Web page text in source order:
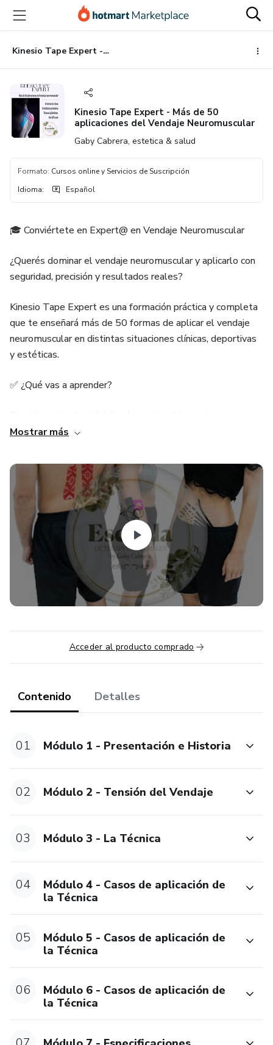
principal
página
de
página
Kinesio Tape Expert - Más de 50 aplicaciones del Vendaje Neuromuscular
Kinesio Tape Expert - Más de 50
aplicaciones del Vendaje Neuromuscular
Gaby Cabrera, estetica & salud
Formato: Cursos online y Servicios de Suscripción
Idioma: Español
🎓 Conviértete en Expert@ en Vendaje Neuromuscular
¿Querés dominar el vendaje neuromuscular y aplicarlo con
seguridad, precisión y resultados reales?
Kinesio Tape Expert es una formación práctica y completa
que te enseñará más de 50 formas de aplicar el vendaje
neuromuscular en distintas situaciones clínicas, deportivas
y estéticas.
✅ ¿Qué vas a aprender?
artritis, tendinitis)
Drenaje linfático (ideal para inflamaciones, celulitis y
retención)
Lesiones ligamentarias y articulares
Disfunciones posturales o funcionales
Casos comunes como fascitis plantar, espolón calcáneo,
A través de 9 módulos dinámicos, aprenderás desde la
anatomía aplicada, hasta la forma de evaluar, seleccionar la
🧠 ¿A quién está dirigido?
A kinesiólogos, fisioterapeutas, entrenadores,
que quieran:
Aumentar sus resultados clínicos
Diferenciarse profesionalmente
🔥 ¿Por qué elegir este curso?
Acceso inmediato y de por vida
100% online: estudiá a tu ritmo
Mostrar más
Acceder al producto comprado
Contenido Detalles
01 Módulo 1 - Presentación e Historia
02 Módulo 2 - Tensión del Vendaje
03 Módulo 3 - La Técnica
04
Módulo 4 - Casos de aplicación de
la Técnica
05
Módulo 5 - Casos de aplicación de
la Técnica
06
Módulo 6 - Casos de aplicación de
la Técnica